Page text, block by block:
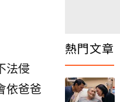
法侵
依爸爸
熱門文章